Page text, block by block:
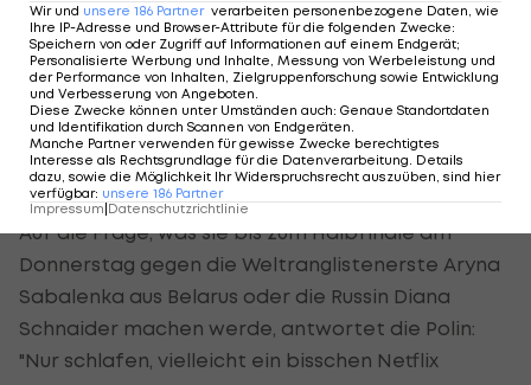
Chwalinska stellt die Bestmarke für eine
Qualifikantin bei denFrench Openein. 2020 war
die Argentinierin Nadia Podoroska in Paris
ebenfalls in die Runde der besten Vier
eingezogen, nachdem sie sich in der Qualifikation
einen Startplatz fürs Hauptfeld erkämpft hatte.
Auf die Frage, was sie bis zum Halbfinale am
Donnerstag gegen die Weltranglistenerste Aryna
Sabalenka aus Belarus oder die Russin Diana
Schnaider machen werde, antwortet die Polin:
"Nur schlafen, vielleicht ein bisschen Netflix
Wir und unsere 186 Partner verarbeiten personenbezogene Daten, wie
Ihre IP-Adresse und Browser-Attribute für die folgenden Zwecke:
Speichern von oder Zugriff auf Informationen auf einem Endgerät;
Personalisierte Werbung und Inhalte, Messung von Werbeleistung und
der Performance von Inhalten, Zielgruppenforschung sowie Entwicklung
und Verbesserung von Angeboten
Diese Zwecke können unter Umständen auch: Genaue Standortdaten
und Identifikation durch Scannen von Endgeräten
Manche Partner verwenden für gewisse Zwecke berechtigtes
Interesse als Rechtsgrundlage für die Datenverarbeitung. Details
dazu, sowie die Möglichkeit Ihr Widerspruchsrecht auszuüben, sind hier
verfügbar: unsere 186 Partner
Impressum|Datenschutzrichtlinie